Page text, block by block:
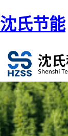
沈氏节能